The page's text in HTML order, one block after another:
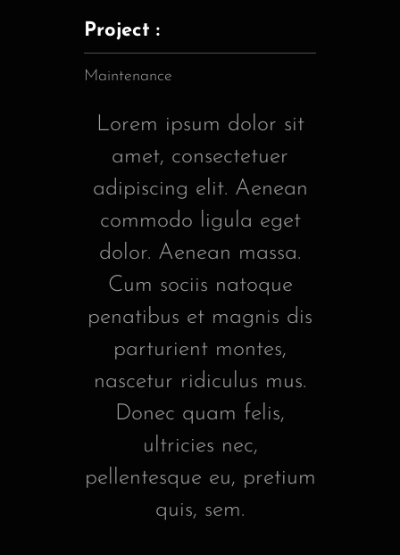
Project :
Maintenance
Lorem ipsum dolor sit
amet, consectetuer
adipiscing elit. Aenean
commodo ligula eget
dolor. Aenean massa.
Cum sociis natoque
penatibus et magnis dis
parturient montes,
nascetur ridiculus mus.
Donec quam felis,
ultricies nec,
pellentesque eu, pretium
quis, sem.